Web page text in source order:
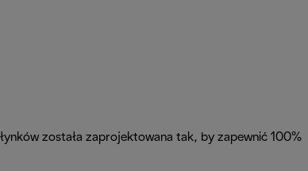
została zaprojektowana tak, by zapewnić 100%